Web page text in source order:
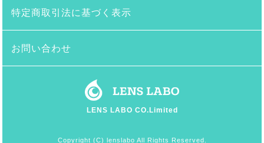
特定商取引法に基づく表示
お問い合わせ
LENS LABO CO.Limited
Copyright (C) lenslabo All Rights Reserved.